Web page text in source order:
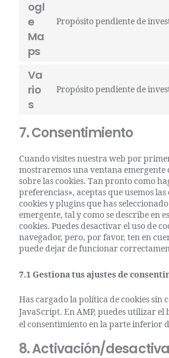
ogl
e
Ma
ps
Propósito pendiente de
Va
rio
s
Propósito pendiente de
7. Consentimiento
Cuando visites nuestra web por
mostraremos una ventana emergente
sobre las cookies. Tan pronto como
preferencias», aceptas que usemos las
cookies y plugins que has
emergente, tal y como se describe en
cookies. Puedes desactivar el uso de
navegador, pero, por favor, ten en
puede dejar de funcionar
7.1 Gestiona tus ajustes de
Has cargado la política de cookies sin
JavaScript. En AMP, puedes utilizar el
el consentimiento en la parte inferior
8. Activación/